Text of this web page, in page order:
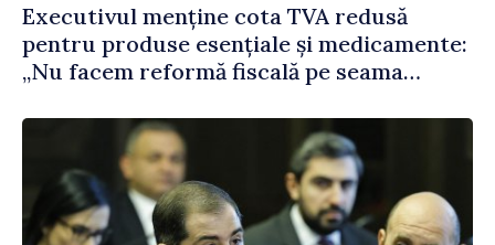
Executivul menține cota TVA redusă
pentru produse esențiale și medicamente:
„Nu facem reformă fiscală pe seama